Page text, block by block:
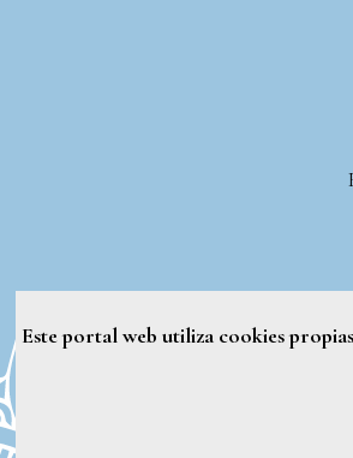
Este portal web utiliza cookies